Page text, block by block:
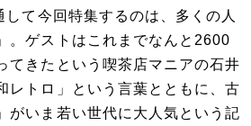
て今回特集するのは、多くの人
。ゲストはこれまでなんと2600
てきたという喫茶店マニアの石井
レトロ」という言葉とともに、古
がいま若い世代に大人気という記